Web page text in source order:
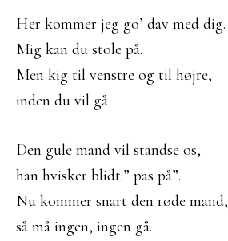
Her kommer jeg go’ dav med dig.
Mig kan du stole på.
Men kig til venstre og til højre,
inden du vil gå
Den gule mand vil standse os,
han hvisker blidt:” pas på”.
Nu kommer snart den røde mand,
så må ingen, ingen gå.